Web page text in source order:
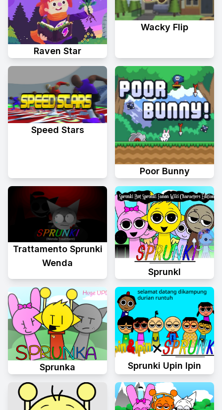
Raven Star
Wacky Flip
Speed Stars
Poor Bunny
Trattamento Sprunki
Wenda
Sprunkl
Sprunka Sprunki Upin Ipin